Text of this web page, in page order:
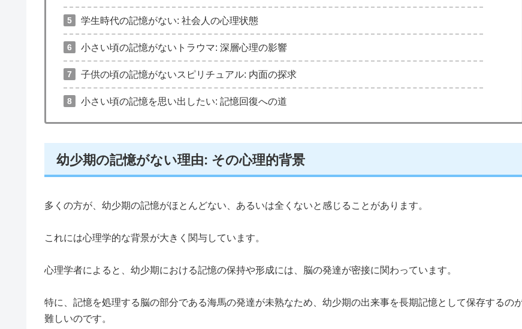
学生時代の記憶がない: 社会人の心理状態
小さい頃の記憶がないトラウマ: 深層心理の影響
子供の頃の記憶がないスピリチュアル: 内面の探求
小さい頃の記憶を思い出したい: 記憶回復への道
幼少期の記憶がない理由: その心理的背景
多くの方が、幼少期の記憶がほとんどない、あるいは全くないと感じることがあります。
これには心理学的な背景が大きく関与しています。
心理学者によると、幼少期における記憶の保持や形成には、脳の発達が密接に関わっています。
特に、記憶を処理する脳の部分である海馬の発達が未熟なため、幼少期の出来事を長期記憶として保存するの
難しいのです。